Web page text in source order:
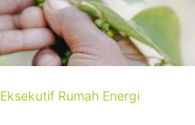
Rumah Energi